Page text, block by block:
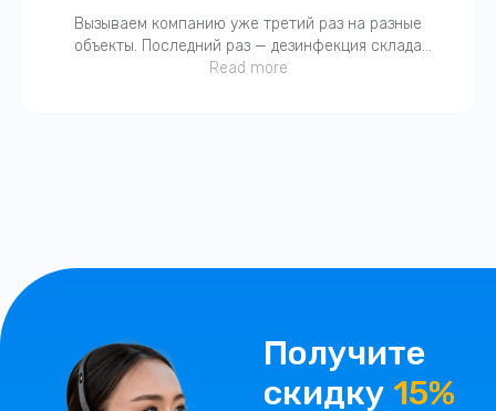
Вызываем компанию уже третий раз на разные
объекты. Последний раз — дезинфекция склада
после затопления. Работают четко, с актами. Без
Read more